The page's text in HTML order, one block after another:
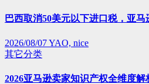
巴西取消50美元以下进口税，亚马
2026/08/07YAO, nice
其它分类
2026亚马逊卖家知识产权全维度